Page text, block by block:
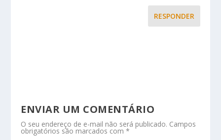
RESPONDER
ENVIAR UM COMENTÁRIO
O seu endereço de e-mail não será publicado. Campos
obrigatórios são marcados com*